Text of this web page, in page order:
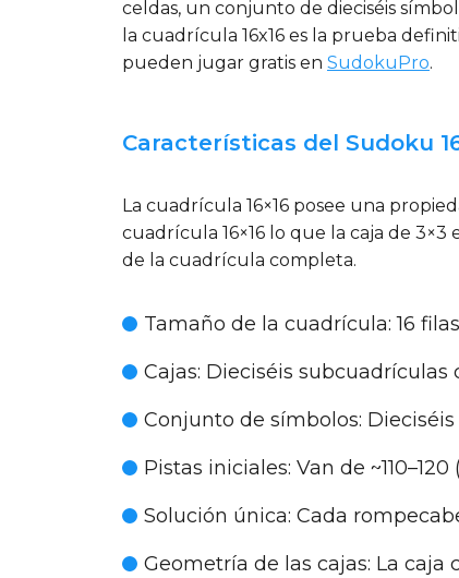
celdas, un conjunto de dieciséis
la cuadrícula 16x16 es la prueba
pueden jugar gratis en SudokuPro.
Características del Sudoku
La cuadrícula 16×16 posee una
cuadrícula 16×16 lo que la caja de
de la cuadrícula completa.
Tamaño de la cuadrícula: 16
Cajas: Dieciséis subcuadrículas
Conjunto de símbolos:
Pistas iniciales: Van de
Solución única: Cada
Geometría de las cajas: La caja